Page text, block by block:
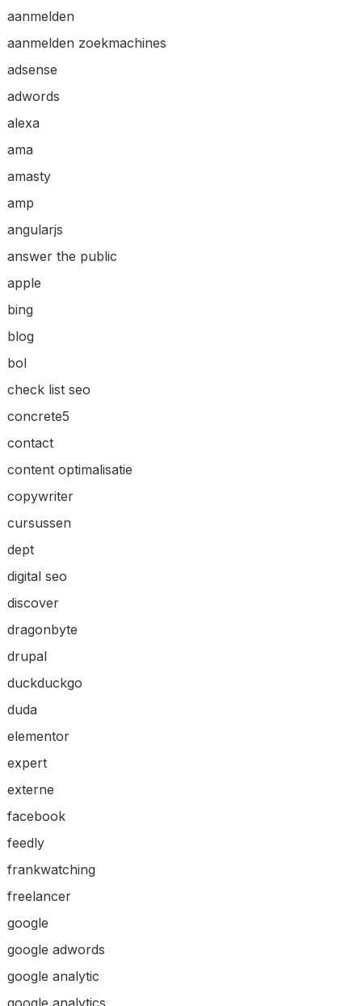
aanmelden
aanmelden zoekmachines
adsense
adwords
alexa
ama
amasty
amp
angularjs
answer the public
apple
bing
blog
bol
check list seo
concrete5
contact
content optimalisatie
copywriter
cursussen
dept
digital seo
discover
dragonbyte
drupal
duckduckgo
duda
elementor
expert
externe
facebook
feedly
frankwatching
freelancer
google
google adwords
google analytic
google analytics